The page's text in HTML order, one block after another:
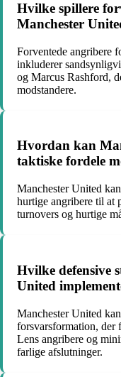
Hvilke spillere
Manchester
Forventede angribere
inkluderer
og Marcus Rashford,
modstandere.
Hvordan kan
taktiske fordele
Manchester United
hurtige angribere til at
turnovers og hurtige
Hvilke defensive
United
Manchester United
forsvarsformation, der
Lens angribere og
farlige afslutninger.